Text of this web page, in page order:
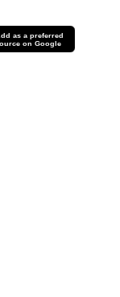
as a preferred
on Google